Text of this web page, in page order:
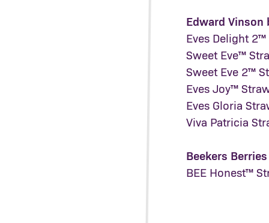
Edward Vinson
Eves Delight
Sweet Eve™
Sweet Eve 2™
Eves Joy™
Eves Gloria
Viva Patricia
Beekers
BEE Honest™